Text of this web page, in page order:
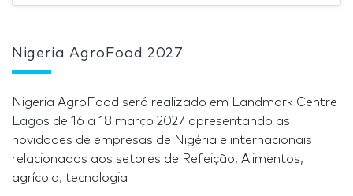
Nigeria AgroFood 2027
Nigeria AgroFood será realizado em Landmark Centre
Lagos de 16 a 18 março 2027 apresentando as
novidades de empresas de Nigéria e internacionais
relacionadas aos setores de Refeição, Alimentos,
agrícola, tecnologia